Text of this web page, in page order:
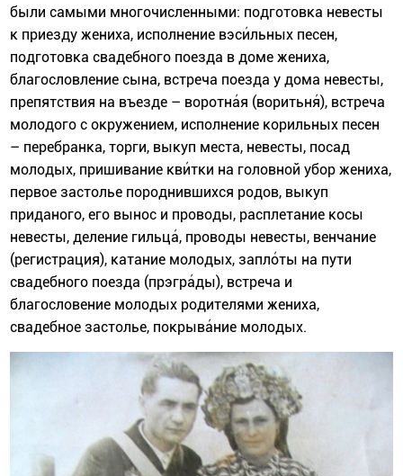
были самыми многочисленными: подготовка невесты
к приезду жениха, исполнение вэси́льных песен,
подготовка свадебного поезда в доме жениха,
благословление сына, встреча поезда у дома невесты,
препятствия на въезде – воротна́я (воритьня́), встреча
молодого с окружением, исполнение корильных песен
– перебранка, торги, выкуп места, невесты, посад
молодых, пришивание кви́тки на головной убор жениха,
первое застолье породнившихся родов, выкуп
приданого, его вынос и проводы, расплетание косы
невесты, деление гильца́, проводы невесты, венчание
(регистрация), катание молодых, запло́ты на пути
свадебного поезда (прэгра́ды), встреча и
благословение молодых родителями жениха,
свадебное застолье, покрыва́ние молодых.